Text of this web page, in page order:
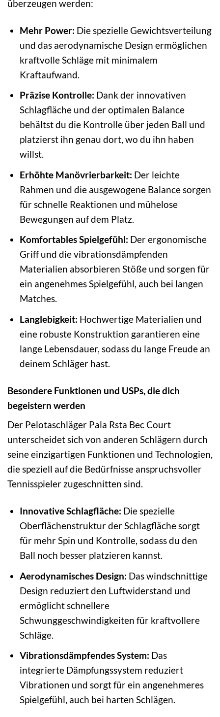
überzeugen werden:
Mehr Power: Die spezielle Gewichtsverteilung
und das aerodynamische Design ermöglichen
kraftvolle Schläge mit minimalem
Kraftaufwand.
Präzise Kontrolle: Dank der innovativen
Schlagfläche und der optimalen Balance
behältst du die Kontrolle über jeden Ball und
platzierst ihn genau dort, wo du ihn haben
willst.
Erhöhte Manövrierbarkeit: Der leichte
Rahmen und die ausgewogene Balance sorgen
für schnelle Reaktionen und mühelose
Bewegungen auf dem Platz.
Komfortables Spielgefühl: Der ergonomische
Griff und die vibrationsdämpfenden
Materialien absorbieren Stöße und sorgen für
ein angenehmes Spielgefühl, auch bei langen
Matches.
Langlebigkeit: Hochwertige Materialien und
eine robuste Konstruktion garantieren eine
lange Lebensdauer, sodass du lange Freude an
deinem Schläger hast.
Besondere Funktionen und USPs, die dich
begeistern werden
Der Pelotaschläger Pala Rsta Bec Court
unterscheidet sich von anderen Schlägern durch
seine einzigartigen Funktionen und Technologien,
die speziell auf die Bedürfnisse anspruchsvoller
Tennisspieler zugeschnitten sind.
Innovative Schlagfläche: Die spezielle
Oberflächenstruktur der Schlagfläche sorgt
für mehr Spin und Kontrolle, sodass du den
Ball noch besser platzieren kannst.
Aerodynamisches Design: Das windschnittige
Design reduziert den Luftwiderstand und
ermöglicht schnellere
Schwunggeschwindigkeiten für kraftvollere
Schläge.
Vibrationsdämpfendes System: Das
integrierte Dämpfungssystem reduziert
Vibrationen und sorgt für ein angenehmeres
Spielgefühl, auch bei harten Schlägen.